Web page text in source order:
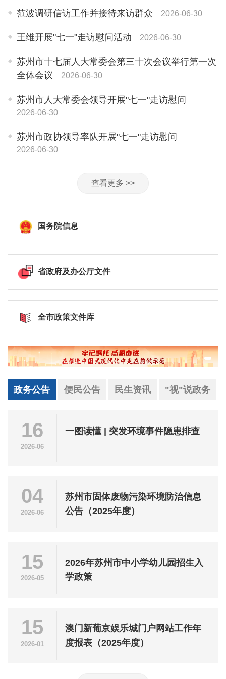
脑、指导实践、推动工作，牢固树立和践...
范波调研信访工作并接待来访群众 2026-06-30
王维开展"七一"走访慰问活动 2026-06-30
苏州市十七届人大常委会第三十次会议举行第一次
全体会议
2026-06-30
苏州市人大常委会领导开展"七一"走访慰问
2026-06-30
苏州市政协领导率队开展"七一"走访慰问
2026-06-30
查看更多 >>
国务院信息
省政府及办公厅文件
全市政策文件库
政务公告 便民公告 民生资讯 "视"说政务
16
2026-06
一图读懂 | 突发环境事件隐患排查
04
2026-06
苏州市固体废物污染环境防治信息
公告（2025年度）
15
2026-05
2026年苏州市中小学幼儿园招生入
学政策
15
2026-01
澳门新葡京娱乐城门户网站工作年
度报表（2025年度）